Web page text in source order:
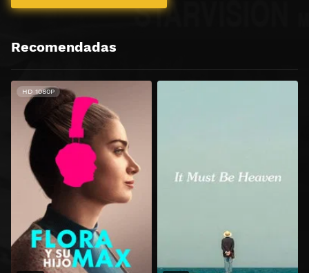
Recomendadas
HD 1080P